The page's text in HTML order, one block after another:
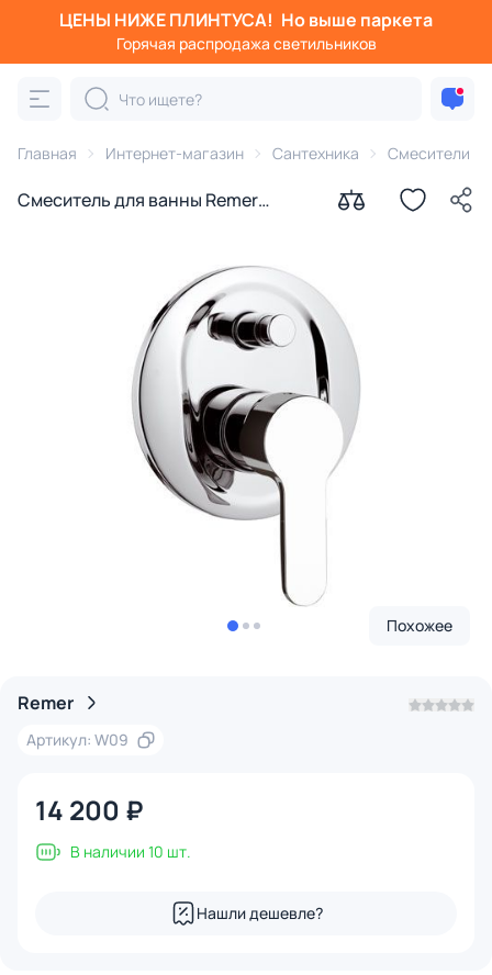
ЦЕНЫ НИЖЕ ПЛИНТУСА! Но выше паркета
Горячая распродажа светильников
Главная Интернет-магазин Сантехника Смесители
Смеситель для ванны Remer
Похожее
Remer
Артикул: W09
14 200 ₽
В наличии 10 шт.
Нашли дешевле?